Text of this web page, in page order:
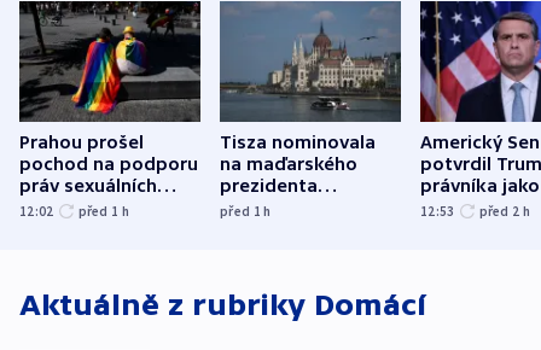
Prahou prošel
pochod na podporu
práv sexuálních
menšin
12:02 před 1 h
Tisza nominovala
na maďarského
prezidenta
bývalého šéfa
před 1h
Americký
potvrdil
právníka jako
ministra
12:53 před 2 h
Aktuálně z rubriky Domácí